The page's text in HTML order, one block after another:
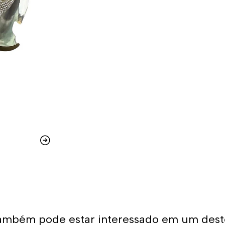
pode estar interessado em um